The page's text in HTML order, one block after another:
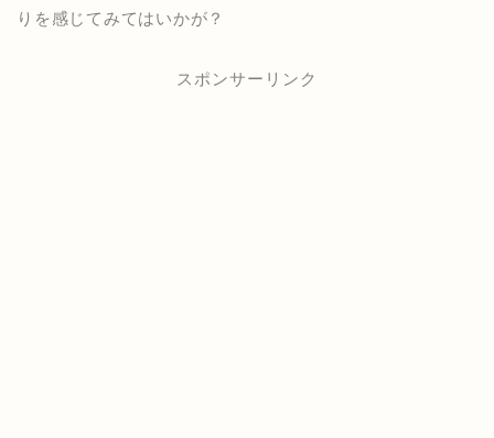
りを感じてみてはいかが？
スポンサーリンク